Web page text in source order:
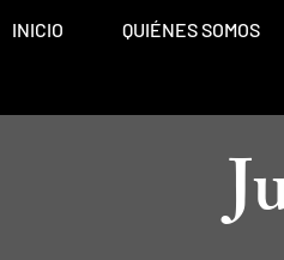
INICIO QUIÉNES SOMOS